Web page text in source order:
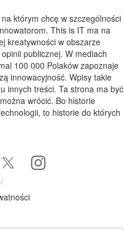
którym chcę w szczególności
This is IT ma na
kreatywności w obszarze
publicznej. W mediach
100 000 Polaków zapoznaje
innowacyjność. Wpisy takie
innych treści. Ta strona ma być
wrócić. Bo historie
to historie do których